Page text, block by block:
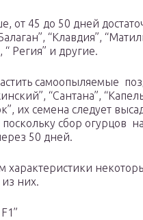
от 45 до 50 дней
“Клавдия”,
“ Регия” и другие.
самоопыляемые
“Сантана”,
их семена следует
сбор огурцов
50 дней.
характеристики
них.